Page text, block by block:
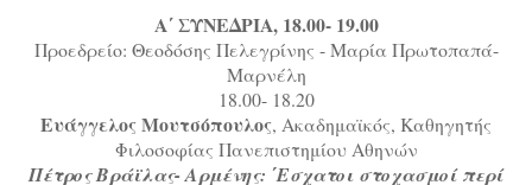
Α΄ ΣΥΝΕΔΡΙΑ, 18.00- 19.00
Προεδρείο: Θεοδόσης Πελεγρίνης - Mαρία Πρωτoπαπά-
Μαρνέλη
18.00- 18.20
Ευάγγελος Μουτσόπουλος, Ακαδημαϊκός, Καθηγητής
Φιλοσοφίας Πανεπιστημίου Αθηνών
Πέτρος Βράϊλας- Αρμένης: ΄Εσχατοι στοχασμοί περί